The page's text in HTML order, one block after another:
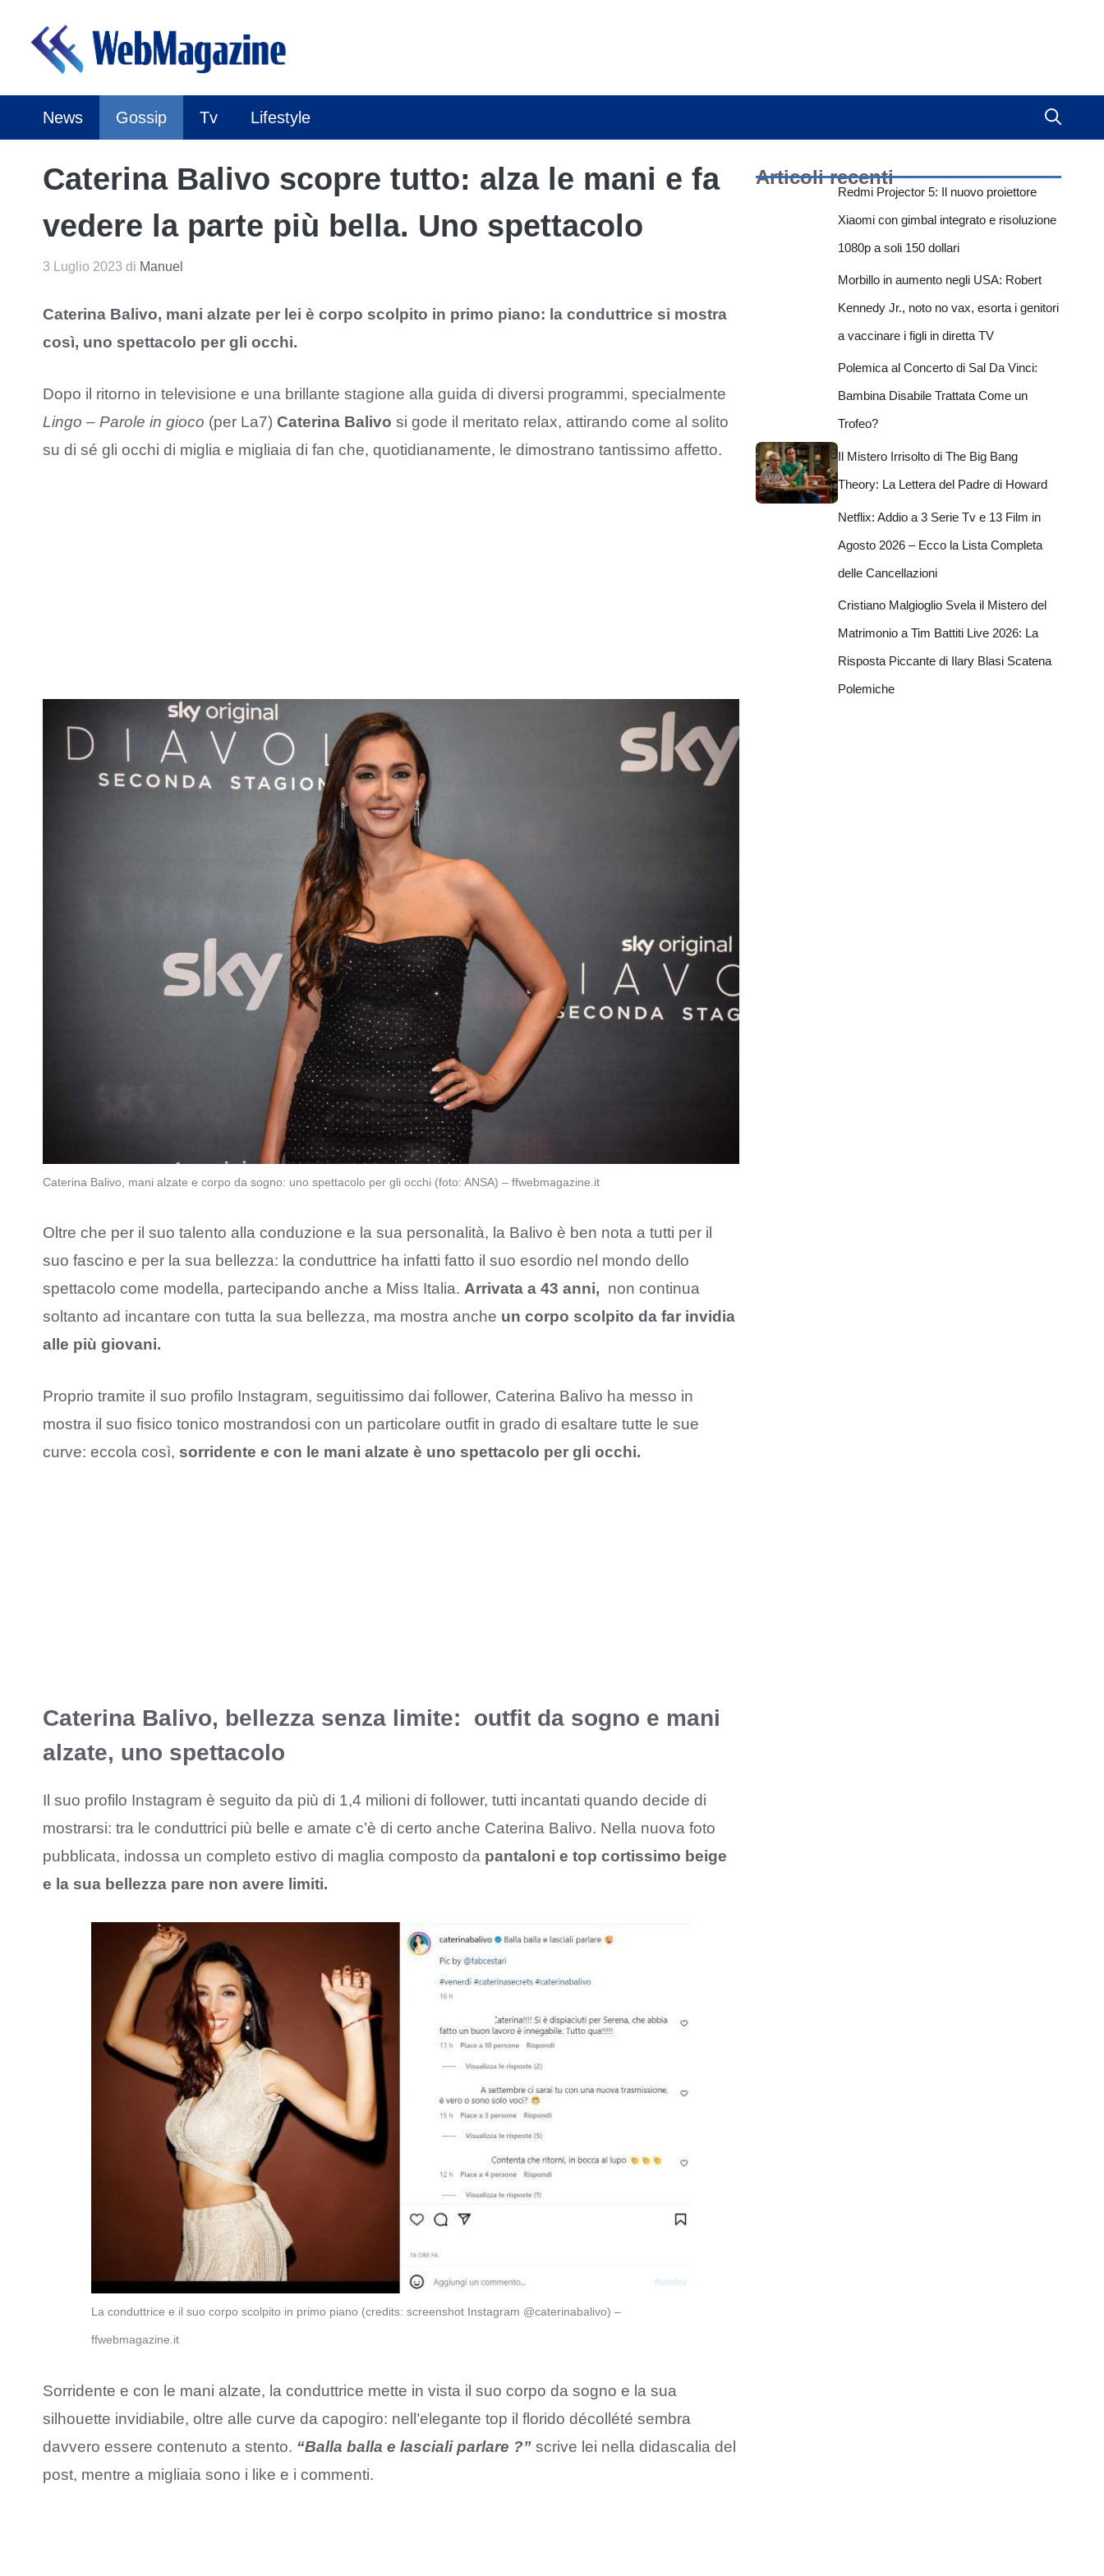
contenuto
News Gossip Tv Lifestyle
Caterina Balivo scopre tutto: alza le mani e fa
vedere la parte più bella. Uno spettacolo
3 Luglio 2023 di Manuel
Caterina Balivo, mani alzate per lei è corpo scolpito in primo piano: la conduttrice si mostra
così, uno spettacolo per gli occhi.
Dopo il ritorno in televisione e una brillante stagione alla guida di diversi programmi, specialmente
Lingo – Parole in gioco (per La7) Caterina Balivo si gode il meritato relax, attirando come al solito
su di sé gli occhi di miglia e migliaia di fan che, quotidianamente, le dimostrano tantissimo affetto.
Caterina Balivo, mani alzate e corpo da sogno: uno spettacolo per gli occhi (foto: ANSA) – ffwebmagazine.it
Oltre che per il suo talento alla conduzione e la sua personalità, la Balivo è ben nota a tutti per il
suo fascino e per la sua bellezza: la conduttrice ha infatti fatto il suo esordio nel mondo dello
spettacolo come modella, partecipando anche a Miss Italia. Arrivata a 43 anni, non continua
soltanto ad incantare con tutta la sua bellezza, ma mostra anche un corpo scolpito da far invidia
alle più giovani.
Proprio tramite il suo profilo Instagram, seguitissimo dai follower, Caterina Balivo ha messo in
mostra il suo fisico tonico mostrandosi con un particolare outfit in grado di esaltare tutte le sue
curve: eccola così, sorridente e con le mani alzate è uno spettacolo per gli occhi.
Caterina Balivo, bellezza senza limite: outfit da sogno e mani
alzate, uno spettacolo
Il suo profilo Instagram è seguito da più di 1,4 milioni di follower, tutti incantati quando decide di
mostrarsi: tra le conduttrici più belle e amate c’è di certo anche Caterina Balivo. Nella nuova foto
pubblicata, indossa un completo estivo di maglia composto da pantaloni e top cortissimo beige
e la sua bellezza pare non avere limiti.
La conduttrice e il suo corpo scolpito in primo piano (credits: screenshot Instagram @caterinabalivo) –
ffwebmagazine.it
Sorridente e con le mani alzate, la conduttrice mette in vista il suo corpo da sogno e la sua
silhouette invidiabile, oltre alle curve da capogiro: nell’elegante top il florido décollété sembra
davvero essere contenuto a stento. “Balla balla e lasciali parlare ?” scrive lei nella didascalia del
post, mentre a migliaia sono i like e i commenti.
Articoli recenti
Redmi Projector 5: Il nuovo proiettore
Xiaomi con gimbal integrato e risoluzione
1080p a soli 150 dollari
Morbillo in aumento negli USA: Robert
Kennedy Jr., noto no vax, esorta i genitori
a vaccinare i figli in diretta TV
Polemica al Concerto di Sal Da Vinci:
Bambina Disabile Trattata Come un
Trofeo?
Il Mistero Irrisolto di The Big Bang
Theory: La Lettera del Padre di Howard
Netflix: Addio a 3 Serie Tv e 13 Film in
Agosto 2026 – Ecco la Lista Completa
delle Cancellazioni
Cristiano Malgioglio Svela il Mistero del
Matrimonio a Tim Battiti Live 2026: La
Risposta Piccante di Ilary Blasi Scatena
Polemiche